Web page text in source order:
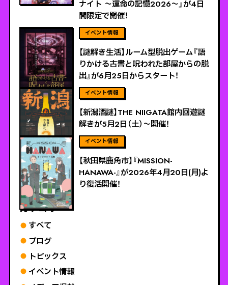
ナイト 〜運命の記憶2026〜」が4日
間限定で開催！
ViEW MORE
【謎解き生活】ルーム型脱出ゲーム『語
りかける古書と呪われた部屋からの脱
出』が6月25日からスタート！
ViEW MORE
【新潟酒謎】THE NIIGATA館内回遊謎
解きが5月2日（土）～開催！
ViEW MORE
【秋田県鹿角市】『MISSION-
HANAWA-』が2026年4月20日(月)よ
り復活開催！
カテゴリー
すべて
ブログ
トピックス
イベント情報